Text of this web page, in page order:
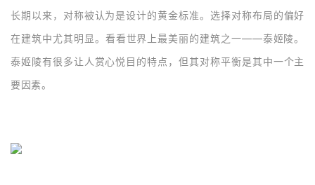
长期以来，对称被认为是设计的黄金标准。选择对称布局的偏好
在建筑中尤其明显。看看世界上最美丽的建筑之一——泰姬陵。
泰姬陵有很多让人赏心悦目的特点，但其对称平衡是其中一个主
要因素。